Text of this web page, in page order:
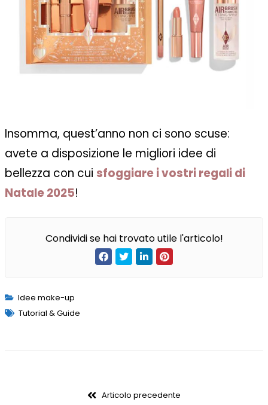
Insomma, quest’anno non ci sono scuse:
avete a disposizione le migliori idee di
bellezza con cui sfoggiare i vostri regali di
Natale 2025!
Condividi se hai trovato utile l'articolo!
Idee make-up
Tutorial & Guide
Navigazione Articolo precedenteArticolo